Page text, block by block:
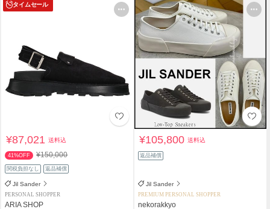
タイムセール
¥87,021送料込
41%OFF ¥150,000
関税負担なし 返品補償
Jil Sander
PERSONAL SHOPPER
ARIA SHOP
¥105,800送料込
返品補償
Jil Sander
PREMIUM PERSONAL SHOPPER
nekorakkyo